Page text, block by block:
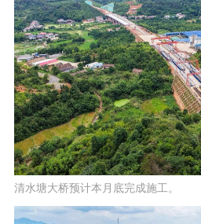
清水塘大桥预计本月底完成施工。